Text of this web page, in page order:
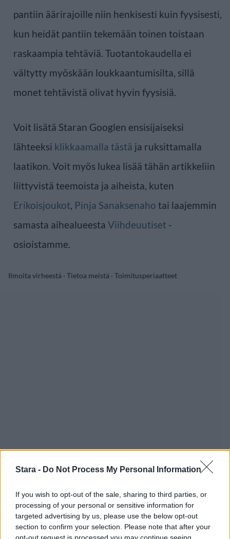
Stara - Do Not Process My Personal Information
If you wish to opt-out of the sale, sharing to third parties, or
processing of your personal or sensitive information for
targeted advertising by us, please use the below opt-out
section to confirm your selection. Please note that after your
opt-out request is processed you may continue seeing
pantiin äärirajoille niin henkisesti kuin fyysisesti,
kun heidät pantiin tekemään toinen toistaan
raskaampia tehtäviä. Tuotantokaudella ei
vältytty myöskään loukkaantumisilta, sillä
monet tehtävistä olivat hyvin fyysisiä.
Voit lisätä Staran Googlen ensisijaiseksi
lähteeksi klikkaamalla tästä ja ruksittamalla
laatikon. Voit myös lukea lisää tähän artikkeliin
liittyvistä teemoista ja aiheista, kuten
Erikoisjoukot, Pinja Sanaksenaho tai laajemmin
samasta aihealueesta Viihdeuutiset -
osioistamme.
Ilmoita virheestä · Tietoa meistä · Toimitusperiaatteet